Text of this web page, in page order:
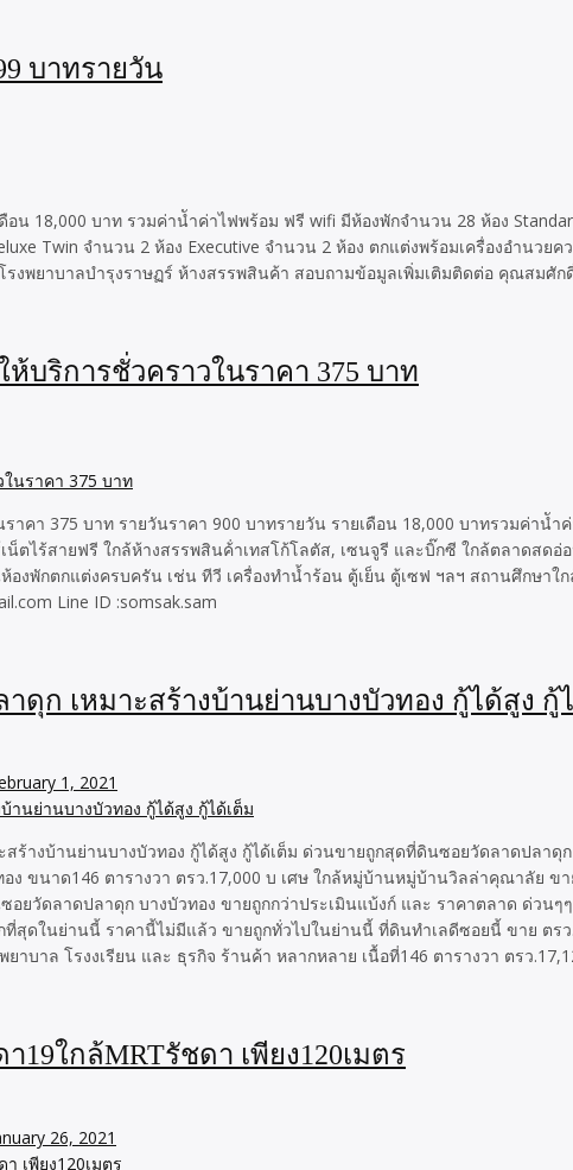
บาทรายวัน
น 18,000 บาท รวมค่านัำค่าไฟพร้อม ฟรี wifi มีห้องพักจำนวน 28 ห้อง
Twin จำนวน 2 ห้อง Executive จำนวน 2 ห้อง ตกแต่งพร้อมเครื่องอำนวย
งพยาบาลบำรุงราษฏร์ ห้างสรรพสินค้า สอบถามข้อมูลเพิ่มเติมติดต่อ คุณสมศัก
บริการชั่วคราวในราคา 375 บาท
าคา 375 บาท รายวันราคา 900 บาทรายวัน รายเดือน 18,000 บาทรวมค่านั
ตไร้สายฟรี ใกล้ห้างสรรพสินค้่าเทสโก้โลตัส, เซนจูรี และบิ๊กซี ใกล้ตลาดสด
งพักตกแต่งครบครัน เช่น ทีวี เครื่องทำน้ำร้อน ตู้เย็น ตู้เซฟ ฯลฯ สถานศึกษาใ
Line ID :somsak.sam
ก เหมาะสร้างบ้านย่านบางบัวทอง กู้ได้สูง กู้
1, 2021
างบ้านย่านบางบัวทอง กู้ได้สูง กู้ได้เต็ม ด่วนขายถูกสุดที่ดินซอยวัดลาดปลาดุ
ง ขนาด146 ตารางวา ตรว.17,000 บ เศษ ใกล้หมู่บ้านหมู่บ้านวิลล่าคุณาลัย
อยวัดลาดปลาดุก บางบัวทอง ขายถูกกว่าประเมินแบ้งก์ และ ราคาตลาด ด่วน
ที่สุดในย่านนี้ ราคานี้ไม่มีแล้ว ขายถูกทั่วไปในย่านนี้ ที่ดินทำเลดีซอยนี้ ขาย ต
บาล โรงงเรียน และ ธุรกิจ ร้านค้า หลากหลาย เนื้อที่146 ตารางวา ตรว
ใกล้MRTรัชดา เพียง120เมตร
26, 2021